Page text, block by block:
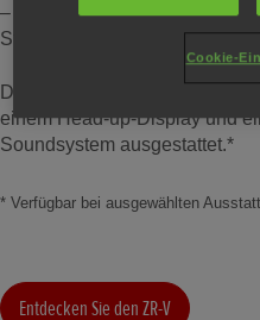
– die perfekte Mischung aus
Stadtverkehr und Autobahn.
Der ZR-V ist u.a. mit einem
einem Head-up-Display und
Soundsystem ausgestattet.*
* Verfügbar bei ausgewählten
Entdecken Sie den ZR-V
Cookie-